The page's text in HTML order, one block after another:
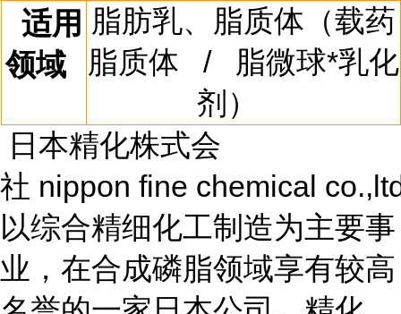
适用
领域
脂肪乳、脂质体（载药
脂质体
/
脂微球*乳化
剂）
日本精化株式会
社 nippon fine chemical
以综合精细化工制造为主要事
业，在合成磷脂领域享有较高